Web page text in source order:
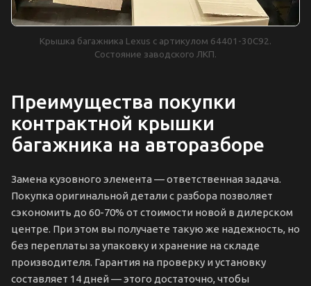
Крышка багажника Lexus с артикулом 64401-30C92.
Состояние заводского ЛКП.
Преимущества покупки
контрактной крышки
багажника на авторазборе
Замена кузовного элемента — ответственная задача.
Покупка оригинальной детали с разбора позволяет
сэкономить до 60-70% от стоимости новой в дилерском
центре. При этом вы получаете такую же надежность, но
без переплаты за упаковку и хранение на складе
производителя. Гарантия на проверку и установку
составляет 14 дней — этого достаточно, чтобы